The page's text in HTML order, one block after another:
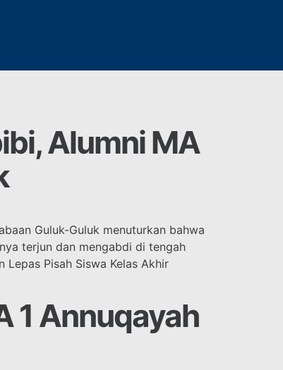
Alumni MA
Guluk-Guluk menuturkan bahwa
terjun dan mengabdi di tengah
Pisah Siswa Kelas Akhir
1 Annuqayah